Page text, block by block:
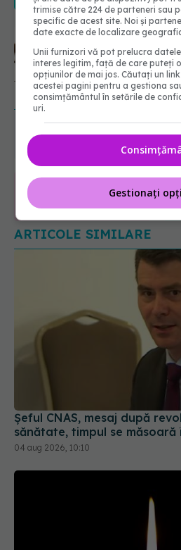
07.08.2026,
Cât
07.08.2026,
URMĂREȘTE-NE ȘI
ARTICOLE SIMILARE
Șeful CNAS, mesaj după
sănătate, timpul se măsoară
04 aug 2026, 10:10
trimise către 224 de parteneri sau
specific de acest site. Noi și
date exacte de localizare
Unii furnizori vă pot prelucra
interes legitim, față de care puteți
opțiunilor de mai jos. Căutați un
acestei pagini pentru a gestiona
consimțământul în setările de
uri.
Gestionați